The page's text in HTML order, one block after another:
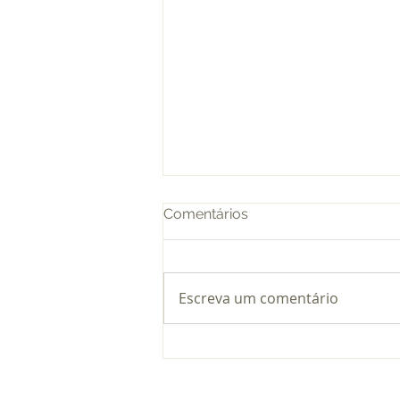
Comentários
Escreva um comentário